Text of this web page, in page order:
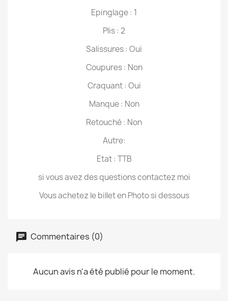
Epinglage : 1
Plis : 2
Salissures : Oui
Coupures : Non
Craquant : Oui
Manque : Non
Retouché : Non
Autre:
Etat : TTB
si vous avez des questions contactez moi
Vous achetez le billet en Photo si dessous
Commentaires (0)
Aucun avis n'a été publié pour le moment.